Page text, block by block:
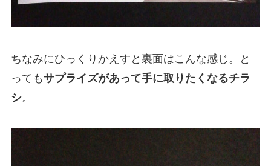
ちなみにひっくりかえすと裏面はこんな感じ。と
ってもサプライズがあって手に取りたくなるチラ
シ。